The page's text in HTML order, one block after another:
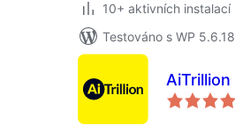
10+ aktivních instalací
Testováno s WP 5.6.18
AiTrillion